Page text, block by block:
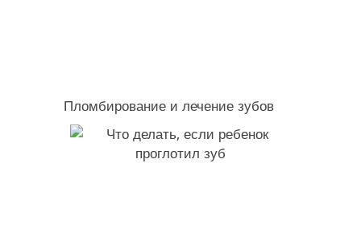
Пломбирование и лечение зубов